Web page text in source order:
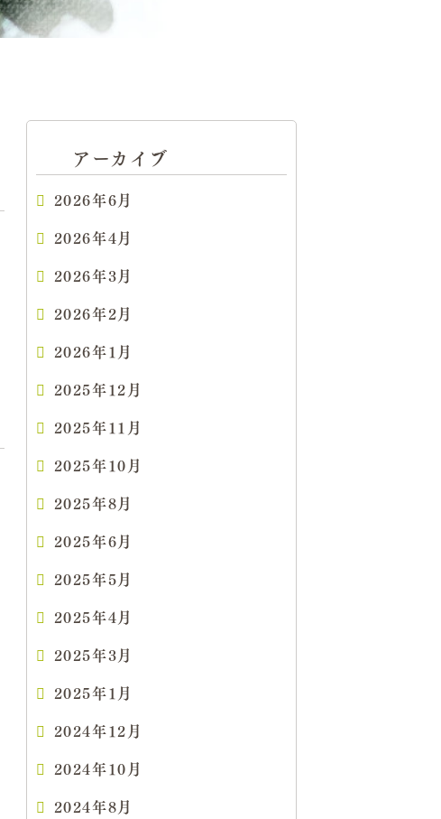
アーカイブ
2026年6月
2026年4月
2026年3月
2026年2月
2026年1月
2025年12月
2025年11月
2025年10月
2025年8月
2025年6月
2025年5月
2025年4月
2025年3月
2025年1月
2024年12月
2024年10月
2024年8月